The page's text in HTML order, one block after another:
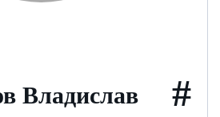
Владислав #